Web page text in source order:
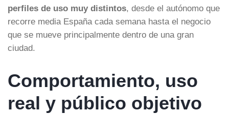
perfiles de uso muy distintos, desde el autónomo que
recorre media España cada semana hasta el negocio
que se mueve principalmente dentro de una gran
ciudad.
Comportamiento, uso
real y público objetivo